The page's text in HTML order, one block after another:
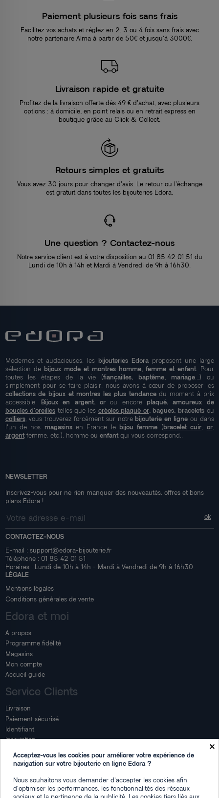
Paiement plusieurs fois sans frais
Facilitez vos achats et réglez en 2, 3 ou 4 fois sans frais avec
notre partenaire Alma à partir de 50€ et jusqu'à 3000€.
Livraison rapide et gratuite
Profitez de la livraison offerte dès 49 € d’achat, avec plusieurs
options : à domicile, en point relais ou en retrait express en
boutique grâce au Click & Collect.
Retours simples et gratuits
Vous avez 30 jours pour changer d’avis. Le retour ou l’échange
est gratuit dans toutes les bijouteries Edora.
Une question ? Contactez-nous
Notre service client est à votre disposition au 01 85 42 01 51 du
Lundi de 10h à 14h et Mardi à Vendredi de 9h à 16h30.
Modernes et audacieuses, les bijouteries Edoraproposent une large
sélection de bijoux mode et montres homme, femme et enfant. Pour
toutes les étapes de la vie (fiançailles, baptême, mariage...) ou
simplement pour se faire plaisir, nous avons à cœur de proposer les
collections de bijoux et montres les plus tendancedu moment à prix
accessible. Bijoux en argent, orou encore plaqué, amoureux de
boucles d'oreilles telles que les créoles plaqué or, bagues, braceletsou
colliers, vous trouverez forcément sur notre bijouterie en ligne ou dans
l'un de nos magasinsen France le bijou femme (bracelet cuir or,
argentfemme, etc.), homme ou enfantqui vous correspond..
NEWSLETTER
Inscrivez-vous pour ne rien manquer des nouveautés, offres et bons
plans Edora !
CONTACTEZ-NOUS
E-mail : support@edora-bijouterie.fr
Téléphone : 01 85 42 01 51
Horaires : Lundi de 10h à 14h - Mardi à Vendredi de 9h à 16h30
LÉGALE
Mentions légales
Conditions générales de vente
Edora et moi
A propos
Programme fidélité
Magasins
Mon compte
Accueil guide
Service Clients
Livraison
Paiement sécurisé
Identifiant
Inscription
Mon espace
Suivi de commande
Connexion
×
Acceptez-vous les cookies pour améliorer votre expérience de
navigation sur votre bijouterie en ligne Edora ?
Nous souhaitons vous demander d'accepter les cookies afin
d'optimiser les performances, les fonctionnalités des réseaux